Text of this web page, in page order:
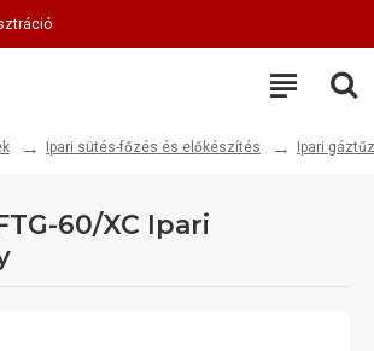
Ipari sütés-főzés és előkészítés Ipari
60/XC Ipari